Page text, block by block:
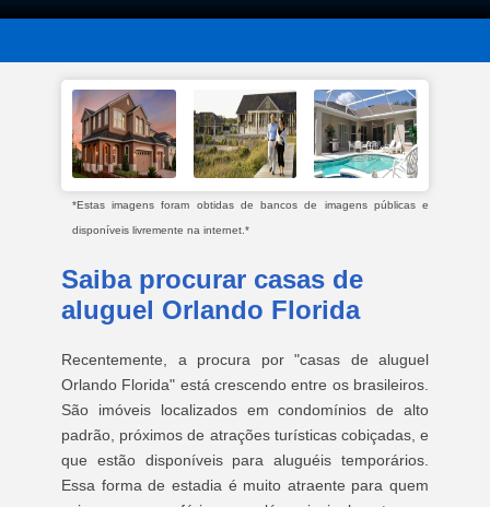
*Estas imagens foram obtidas de bancos de imagens públicas e
disponíveis livremente na internet.*
Saiba procurar casas de
aluguel Orlando Florida
Recentemente, a procura por "casas de aluguel
Orlando Florida" está crescendo entre os brasileiros.
São imóveis localizados em condomínios de alto
padrão, próximos de atrações turísticas cobiçadas, e
que estão disponíveis para aluguéis temporários.
Essa forma de estadia é muito atraente para quem